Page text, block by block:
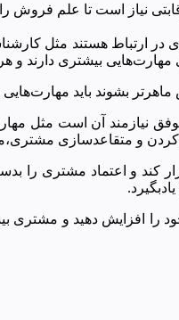
نیاز است تا علم فروش
در ارتباط هستند مثل
بیشتری دارند و هر
بشوند باید مهارت‌هایی یاد
نیازمند آن است مثل
و متقاعد‌سازی
کند و اعتماد
افزایش دهید و مشتری